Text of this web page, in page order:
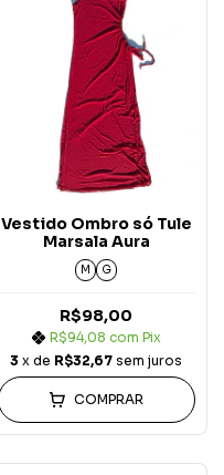
Vestido Ombro só Tule
Marsala Aura
M G
R$98,00
R$94,08 com Pix
3 x de R$32,67 sem juros
COMPRAR